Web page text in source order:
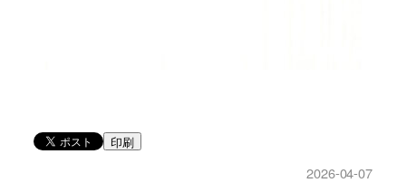
印刷
2026-04-07